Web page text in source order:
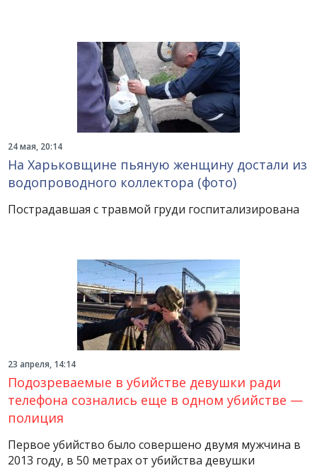
24 мая, 20:14
На Харьковщине пьяную женщину достали из
водопроводного коллектора (фото)
Пострадавшая с травмой груди госпитализирована
23 апреля, 14:14
Подозреваемые в убийстве девушки ради
телефона сознались еще в одном убийстве —
полиция
Первое убийство было совершено двумя мужчина в
2013 году, в 50 метрах от убийства девушки